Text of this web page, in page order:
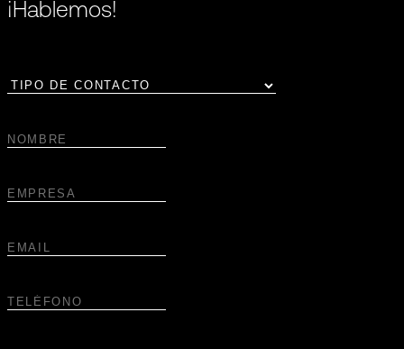
¡Hablemos!